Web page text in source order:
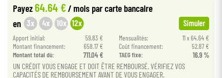
Cables & Acces.
HiFi
Bundle
Payez64.64 €/ mois par carte bancaire
en 3x 4x 10x 12x Simuler
Apport initial: 59.83 € Mensualités:
11 x 64.64 €
Montant financement:
658.17 € Coût financement:
52.87 €
Montant total dù:
711.04 € TAEG fixe: 16.9 %
UN CRÉDIT VOUS ENGAGE ET DOIT ÊTRE REMBOURSÉ. VÉRIFIEZ VOS
CAPACITÉS DE REMBOURSEMENT AVANT DE VOUS ENGAGER.